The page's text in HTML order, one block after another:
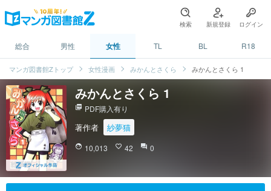
検索 新規登録 ログイン
総合 男性 女性 TL BL R18
マンガ図書館Zトップ 女性漫画 みかんとさくら みかんとさくら 1
みかんとさくら 1
picture_as_pdf PDF購入有り
著作者 紗夢猫
face 10,013 favorite_border 42 question_answer 0